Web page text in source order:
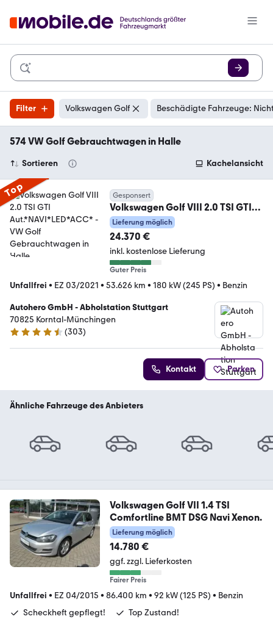
Filter Volkswagen Golf Beschädigte Fahrzeuge:
574 VW Golf Gebrauchtwagen in Halle
Sortieren Kachelansicht
Top Gesponsert
Volkswagen Golf VIII 2.0 TSI GTI
Aut.*NAVI*LED*ACC*
Lieferung möglich
24.370 €
inkl. kostenlose Lieferung
Guter Preis
Unfallfrei • EZ 03/2021 • 53.626 km • 180 kW (245 PS) • Benzin
Autohero GmbH - Abholstation Stuttgart
70825 Korntal-Münchingen
4.4 Sterne
(303)
Kontakt Parken
Ähnliche Fahrzeuge des Anbieters
Volkswagen Golf VII 1.4 TSI
Comfortline BMT DSG Navi Xenon.
Lieferung möglich
14.780 €
ggf. zzgl. Lieferkosten
Fairer Preis
Unfallfrei • EZ 04/2015 • 86.400 km • 92 kW (125 PS) • Benzin
Scheckheft gepflegt!
Top Zustand!